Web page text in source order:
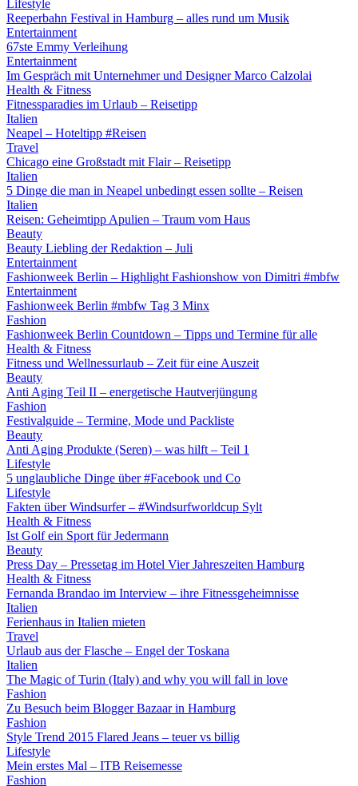
Lifestyle
Reeperbahn Festival in Hamburg – alles rund um Musik
Entertainment
67ste Emmy Verleihung
Entertainment
Im Gespräch mit Unternehmer und Designer Marco Calzolai
Health & Fitness
Fitnessparadies im Urlaub – Reisetipp
Italien
Neapel – Hoteltipp #Reisen
Travel
Chicago eine Großstadt mit Flair – Reisetipp
Italien
5 Dinge die man in Neapel unbedingt essen sollte – Reisen
Italien
Reisen: Geheimtipp Apulien – Traum vom Haus
Beauty
Beauty Liebling der Redaktion – Juli
Entertainment
Fashionweek Berlin – Highlight Fashionshow von Dimitri #mbfw
Entertainment
Fashionweek Berlin #mbfw Tag 3 Minx
Fashion
Fashionweek Berlin Countdown – Tipps und Termine für alle
Health & Fitness
Fitness und Wellnessurlaub – Zeit für eine Auszeit
Beauty
Anti Aging Teil II – energetische Hautverjüngung
Fashion
Festivalguide – Termine, Mode und Packliste
Beauty
Anti Aging Produkte (Seren) – was hilft – Teil 1
Lifestyle
5 unglaubliche Dinge über #Facebook und Co
Lifestyle
Fakten über Windsurfer – #Windsurfworldcup Sylt
Health & Fitness
Ist Golf ein Sport für Jedermann
Beauty
Press Day – Pressetag im Hotel Vier Jahreszeiten Hamburg
Health & Fitness
Fernanda Brandao im Interview – ihre Fitnessgeheimnisse
Italien
Ferienhaus in Italien mieten
Travel
Urlaub aus der Flasche – Engel der Toskana
Italien
The Magic of Turin (Italy) and why you will fall in love
Fashion
Zu Besuch beim Blogger Bazaar in Hamburg
Fashion
Style Trend 2015 Flared Jeans – teuer vs billig
Lifestyle
Mein erstes Mal – ITB Reisemesse
Fashion